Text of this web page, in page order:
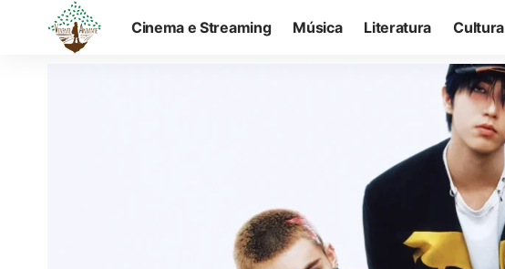
Cinema e Streaming Música Literatura Cultura